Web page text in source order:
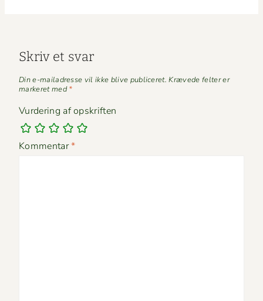
Skriv et svar
Din e-mailadresse vil ikke blive publiceret. Krævede felter er
markeret med*
Vurdering af opskriften
Kommentar*